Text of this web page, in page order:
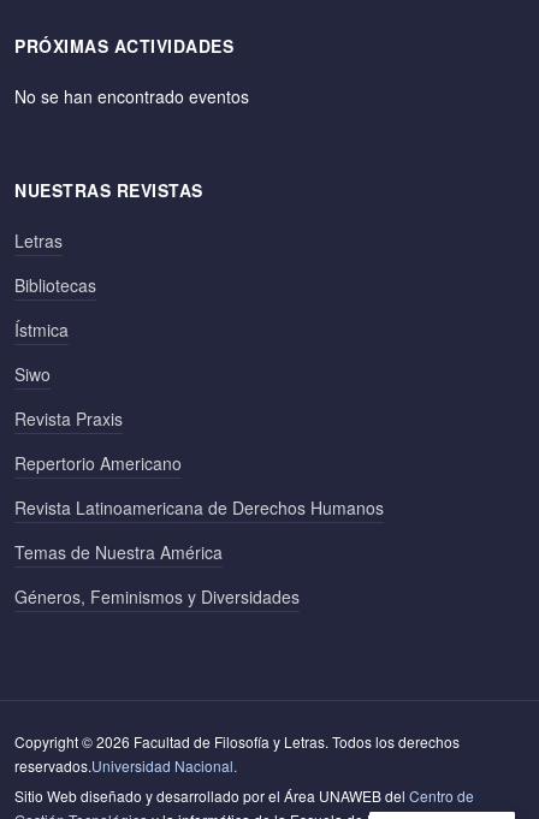
PRÓXIMAS ACTIVIDADES
No se han encontrado eventos
NUESTRAS REVISTAS
Letras
Bibliotecas
Ístmica
Siwo
Revista Praxis
Repertorio Americano
Revista Latinoamericana de Derechos Humanos
Temas de Nuestra América
Géneros, Feminismos y Diversidades
Copyright © 2026 Facultad de Filosofía y Letras. Todos los derechos
reservados.Universidad Nacional.
Sitio Web diseñado y desarrollado por el Área UNAWEB del Centro de